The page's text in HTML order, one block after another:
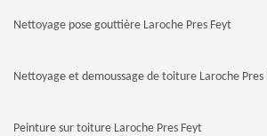
Nettoyage pose gouttière Laroche Pres Feyt
Nettoyage et demoussage de toiture Laroche Pres
Peinture sur toiture Laroche Pres Feyt